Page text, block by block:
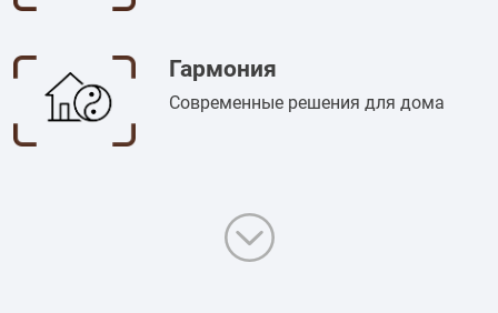
Гармония
Современные решения для дома